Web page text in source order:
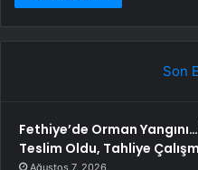
Son
Fethiye’de Orman
Teslim Oldu, Tahliye
Ağustos 7, 2026